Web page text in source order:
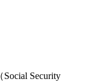
Security